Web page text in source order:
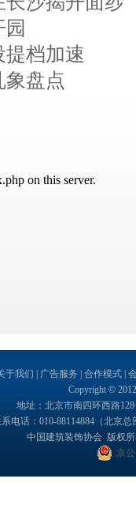
档加速
象盘点
于我们 广告服务 合作模式
Copyright ©
地址：北京市南四环西路
电话：010-88114884（北京
中国建筑装饰协会 版权
京公